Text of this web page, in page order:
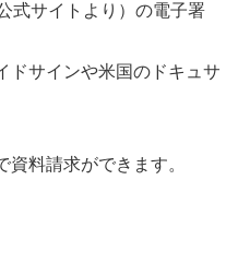
式サイトより）の電子署
ドサインや米国のドキュサ
料請求ができます。